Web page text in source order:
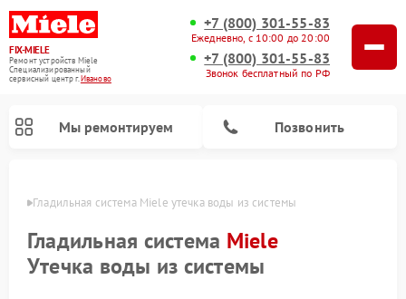
FIX-MIELE
Ремонт устройств Miele
Специализированный
cервисный центр г.Иваново
+7 (800) 301-55-83
Ежедневно, с 10:00 до 20:00
+7 (800) 301-55-83
Звонок бесплатный по РФ
Мы ремонтируем Позвонить
Гладильная система Miele утечка воды из системы
Гладильная система Miele
Утечка воды из системы